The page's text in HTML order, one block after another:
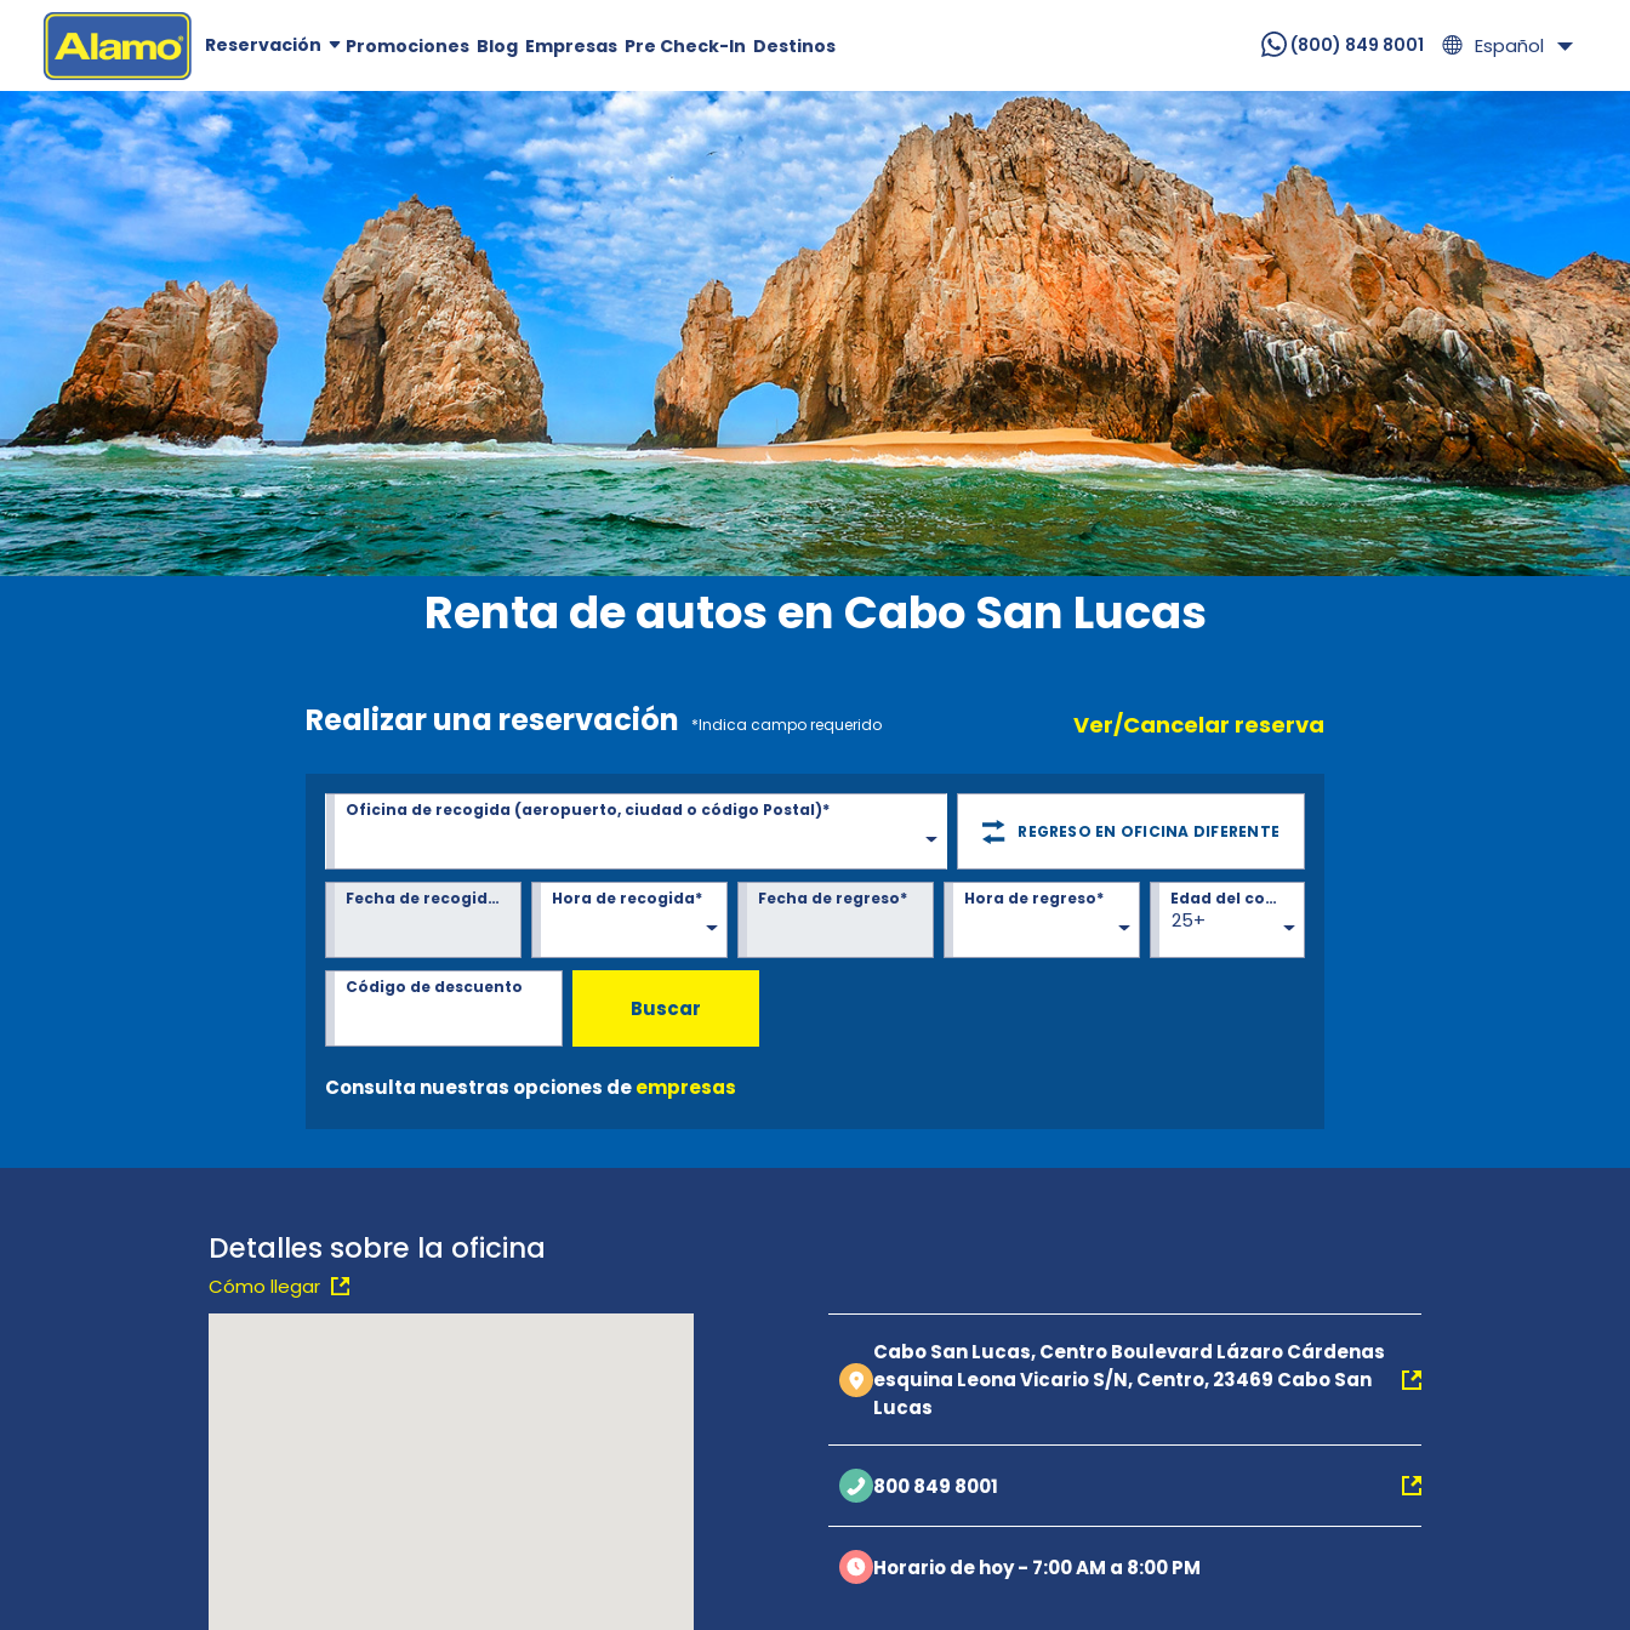
Reservación Promociones Blog Empresas Pre Check-In Destinos (800) 849 8001 Español
Renta de autos en Cabo San Lucas
Realizar una reservación *Indica campo requerido Ver/Cancelar reserva
Oficina de recogida (aeropuerto, ciudad o código Postal)*
REGRESO EN OFICINA DIFERENTE
Fecha de recogida* Hora de recogida* Fecha de regreso* Hora de regreso*
25+
Edad del conductor*
Código de descuento
Buscar
Consulta nuestras opciones deempresas
Detalles sobre la oficina
Cómo llegar
Cabo San Lucas, Centro Boulevard Lázaro Cárdenas
esquina Leona Vicario S/N, Centro, 23469 Cabo San
Lucas
800 849 8001
Horario de hoy - 7:00 AM a 8:00 PM